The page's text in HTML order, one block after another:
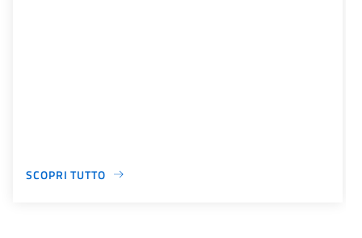
SCOPRI TUTTO